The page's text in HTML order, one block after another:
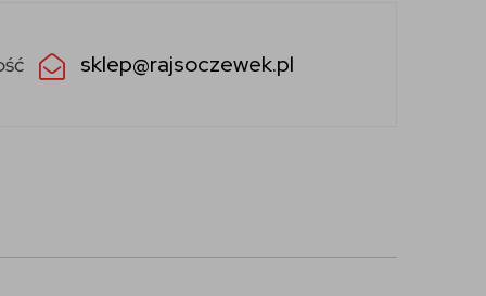
sklep@rajsoczewek.pl